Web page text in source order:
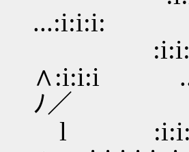
...:i:i:i:
:i:i:
∧:i:i:i
ﾉ／
l